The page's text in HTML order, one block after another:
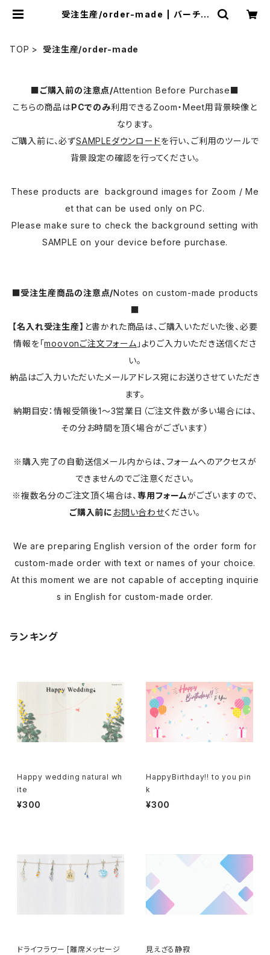
受注生産/order-made | バーチャ
TOP 受注生産/order-made
■ご購入前の注意点/Attention Before Purchase■
こちらの商品はPCでのみ利用できるZoom・Meet用背景映像と
なります。
ご購入前に、必ずSAMPLEダウンロードを行い、ご利用のツールで
背景設定の確認を行ってください。
These products are background images for Zoom / Me
et that can be used only on PC.
Please make sure to check the background setting with
SAMPLE on your device before purchase.
■受注生産商品の注意点/Notes on custom-made products
■
【名入れ受注生産】 と書かれた商品は、ご購入いただいた後、必要
情報を「moovonご注文フォーム 」よりご入力いただき送信くださ
い。
納品はご入力いただいたメールアドレス宛にお送りさせていただき
ます。
納期目安：情報受領後1～3営業日（ご注文件数が多い場合には、
その分お時間を頂く場合がございます）
※購入完了の自動送信メール内からは、フォームへのアクセスが
できませんのでご注意ください。
※複数名分のご注文頂く場合は、 専用フォームがございますので、
ご購入前に お問い合わせください。
We are preparing English version of the order form for
custom-made order with text or names of your choice.
At this moment we are not capable of accepting inquirie
s in English for custom-made order.
ランキング
Happy wedding natural wh
ite
¥300
HappyBirthday!! to you pin
k
¥300
ドライフラワー [離席メッセージ
見えざる静寂